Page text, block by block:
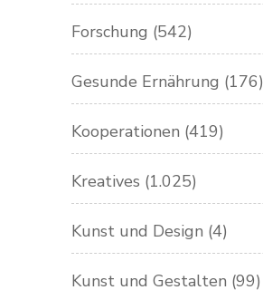
Forschung (542)
Gesunde Ernährung (176)
Kooperationen (419)
Kreatives (1.025)
Kunst und Design (4)
Kunst und Gestalten (99)